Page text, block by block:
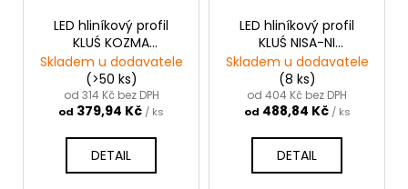
LED hliníkový profil
KLUŚ KOZMA
|neanodizovaná
Skladem u dodavatele
(>50 ks)
od 314 Kč bez DPH
od 379,94 Kč / ks
DETAIL
LED hliníkový profil
KLUŚ NISA-NI
|neanodizovaná
Skladem u dodavatele
(8 ks)
od 404 Kč bez DPH
od 488,84 Kč / ks
DETAIL